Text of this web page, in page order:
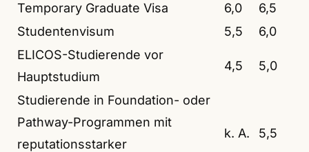
Temporary Graduate Visa
6,0
6,5
Studentenvisum
5,5
6,0
ELICOS-Studierende vor
Hauptstudium
4,5 5,0
Studierende in Foundation- oder
Pathway-Programmen mit
reputationsstarker
k. A. 5,5